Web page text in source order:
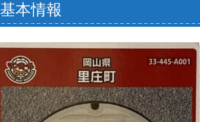
基本情報